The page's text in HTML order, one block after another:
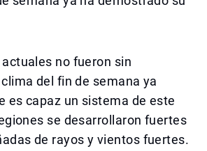
no fueron sin
del fin de semana ya
es capaz un sistema de este
se desarrollaron fuertes
de rayos y vientos fuertes.